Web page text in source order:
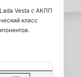
Vesta с АКПП
класс